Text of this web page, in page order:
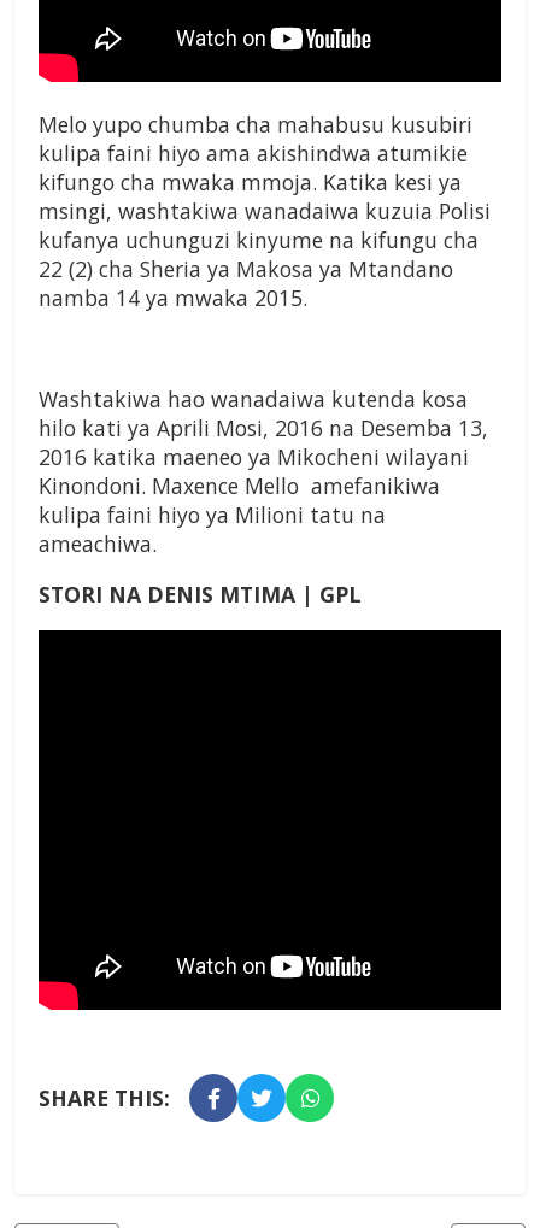
Melo yupo chumba cha mahabusu kusubiri
kulipa faini hiyo ama akishindwa atumikie
kifungo cha mwaka mmoja. Katika kesi ya
msingi, washtakiwa wanadaiwa kuzuia Polisi
kufanya uchunguzi kinyume na kifungu cha
22 (2) cha Sheria ya Makosa ya Mtandano
namba 14 ya mwaka 2015.
Washtakiwa hao wanadaiwa kutenda kosa
hilo kati ya Aprili Mosi, 2016 na Desemba 13,
2016 katika maeneo ya Mikocheni wilayani
Kinondoni. Maxence Mello amefanikiwa
kulipa faini hiyo ya Milioni tatu na
ameachiwa.
STORI NA DENIS MTIMA | GPL
SHARE THIS: